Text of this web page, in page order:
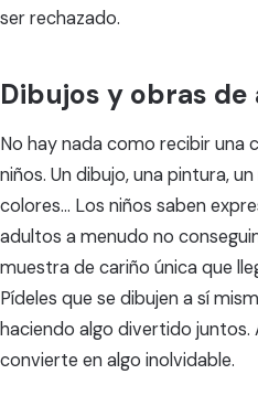
ser rechazado.
Dibujos y obras
No hay nada como recibir una
niños. Un dibujo, una pintura,
colores... Los niños saben
adultos a menudo no
muestra de cariño única que
Pídeles que se dibujen a sí
haciendo algo divertido juntos.
convierte en algo inolvidable.